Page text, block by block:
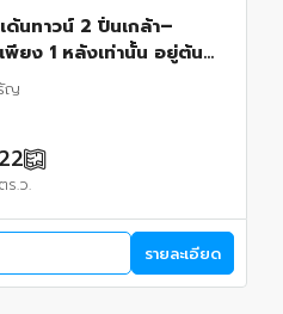
ด้นทาวน์ 2 ปิ่นเกล้า–
ยง 1 หลังเท่านั้น อยู่ต้น
ตกแต่ง สไตล์มินิมอล
ญ
22
ตร.ว.
รายละเอียด